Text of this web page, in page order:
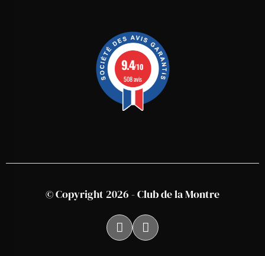
9.4/10
508 avis
© Copyright 2026 - Club de la Montre